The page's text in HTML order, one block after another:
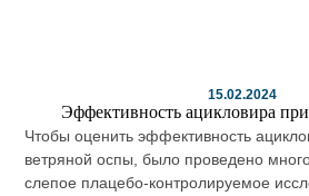
15.02.2024
Эффективность ацикловира
Чтобы оценить эффективность
ветряной оспы, было проведено
слепое плацебо-контролируемое